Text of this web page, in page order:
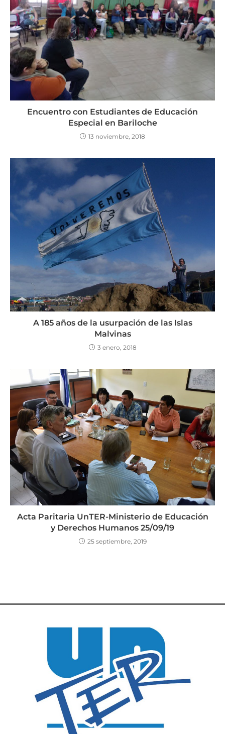
Encuentro con Estudiantes de Educación
Especial en Bariloche
13 noviembre, 2018
A 185 años de la usurpación de las Islas
Malvinas
3 enero, 2018
Acta Paritaria UnTER-Ministerio de Educación
y Derechos Humanos 25/09/19
25 septiembre, 2019